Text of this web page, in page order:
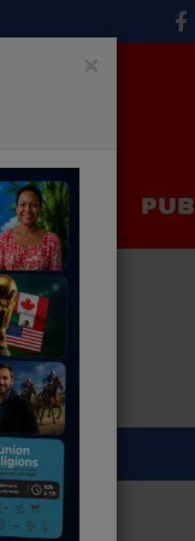
JEUX PUB
En Une
×